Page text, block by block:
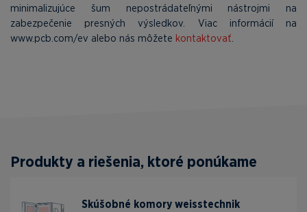
minimalizujúce šum nepostrádateľnými nástrojmi na
zabezpečenie presných výsledkov. Viac informácií na
www.pcb.com/ev alebo nás môžete kontaktovať
Produkty a riešenia, ktoré ponúkame
Skúšobné komory weisstechnik